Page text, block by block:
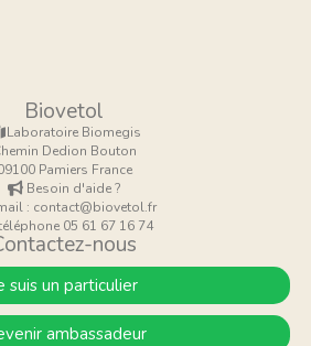
Biovetol
Laboratoire Biomegis
Dedion Bouton
Pamiers France
Besoin d'aide ?
: contact@biovetol.fr
05 61 67 16 74
nous
suis un particulier
ambassadeur